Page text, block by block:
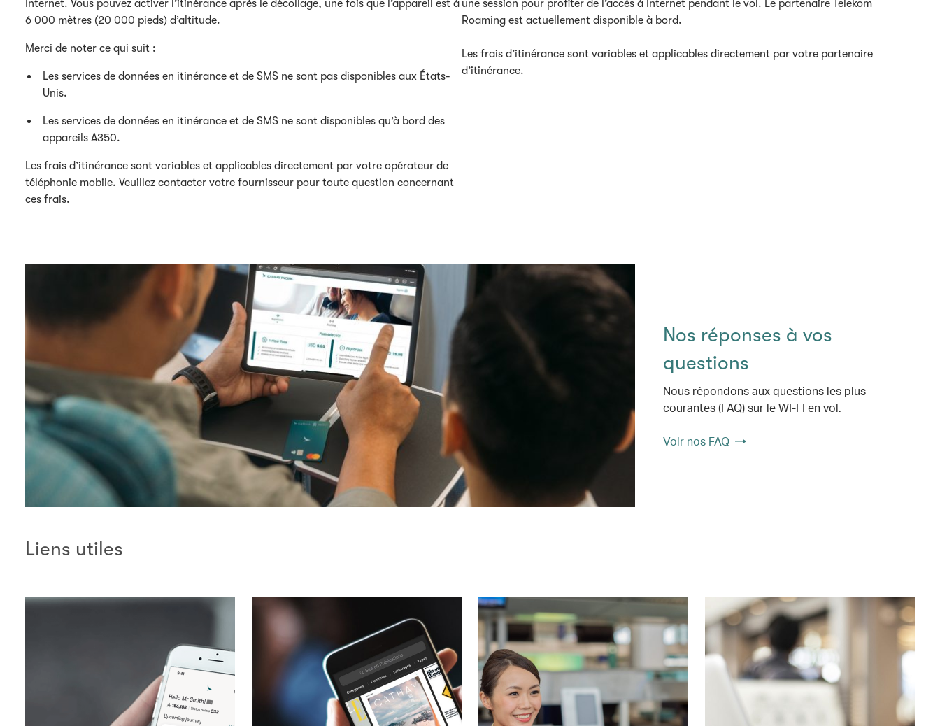
Internet. Vous pouvez activer l’itinérance après le décollage, une fois que l’appareil est à
6 000 mètres (20 000 pieds) d’altitude.
Merci de noter ce qui suit :
Les services de données en itinérance et de SMS ne sont pas disponibles aux États-
Unis.
Les services de données en itinérance et de SMS ne sont disponibles qu’à bord des
appareils A350.
Les frais d’itinérance sont variables et applicables directement par votre opérateur de
téléphonie mobile. Veuillez contacter votre fournisseur pour toute question concernant
ces frais.
une session pour profiter de l’accès à Internet pendant le vol. Le partenaire Telekom
Roaming est actuellement disponible à bord.
Les frais d’itinérance sont variables et applicables directement par votre partenaire
d’itinérance.
Nos réponses à vos
questions
Nous répondons aux questions les plus
courantes (FAQ) sur le WI-FI en vol.
Voir nos FAQ
Liens utiles